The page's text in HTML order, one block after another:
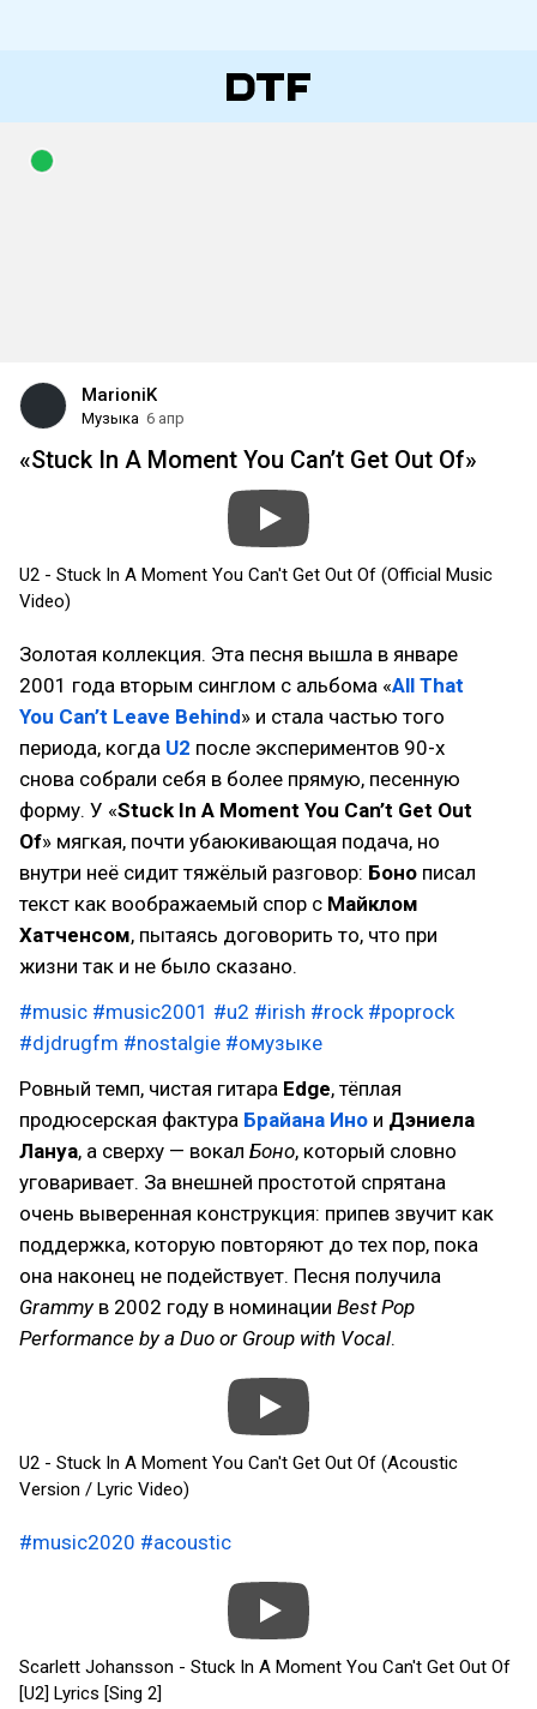
MarioniK
Музыка 6 апр
«Stuck In A Moment You Can’t Get Out Of»
U2 - Stuck In A Moment You Can't Get Out Of (Official Music
Video)
Золотая коллекция. Эта песня вышла в январе
2001 года вторым синглом с альбома «All That
You Can’t Leave Behind» и стала частью того
периода, когда U2 после экспериментов 90-х
снова собрали себя в более прямую, песенную
форму. У «Stuck In A Moment You Can’t Get Out
Of» мягкая, почти убаюкивающая подача, но
внутри неё сидит тяжёлый разговор: Боно писал
текст как воображаемый спор с Майклом
Хатченсом, пытаясь договорить то, что при
жизни так и не было сказано.
#music #music2001 #u2 #irish #rock #poprock
#djdrugfm #nostalgie #омузыке
Ровный темп, чистая гитара Edge, тёплая
продюсерская фактура Брайана Ино и Дэниела
Лануа, а сверху — вокал Боно, который словно
уговаривает. За внешней простотой спрятана
очень выверенная конструкция: припев звучит как
поддержка, которую повторяют до тех пор, пока
она наконец не подействует. Песня получила
Grammyв 2002 году в номинации Best Pop
Performance by a Duo or Group with Vocal.
U2 - Stuck In A Moment You Can't Get Out Of (Acoustic
Version / Lyric Video)
#music2020 #acoustic
Scarlett Johansson - Stuck In A Moment You Can't Get Out Of
[U2] Lyrics [Sing 2]